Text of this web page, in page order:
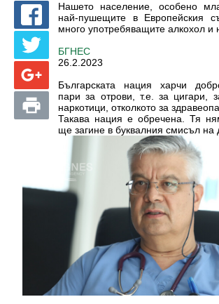
Нашето население, особено
най-пушещите в Европейския
много употребяващите алкохол и
БГНЕС
26.2.2023
Българската нация харчи
пари за отрови, т.е. за цигари,
наркотици, отколкото за
Такава нация е обречена. Тя
ще загине в буквалния смисъл на